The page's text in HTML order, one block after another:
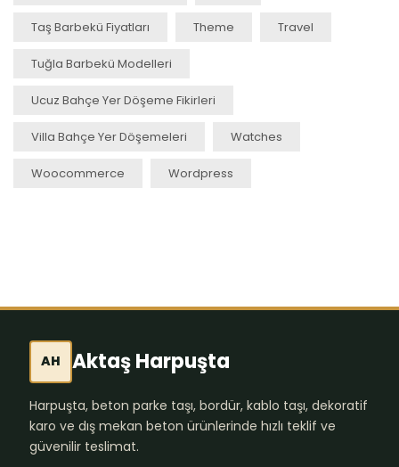
Taş Barbekü Fiyatları Theme Travel
Tuğla Barbekü Modelleri
Ucuz Bahçe Yer Döşeme Fikirleri
Villa Bahçe Yer Döşemeleri Watches
Woocommerce Wordpress
AH Aktaş Harpuşta
Harpuşta, beton parke taşı, bordür, kablo taşı, dekoratif
karo ve dış mekan beton ürünlerinde hızlı teklif ve
güvenilir teslimat.